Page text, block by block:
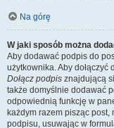
Na górę
W jaki sposób można
Aby dodawać podpis do
użytkownika. Aby
Dołącz podpis znajdującą
także domyślnie dodawać
odpowiednią funkcję w
każdym razem pisząc
podpisu, usuwając w